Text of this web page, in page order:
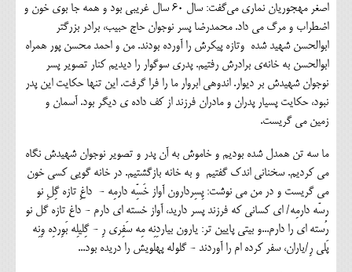
اصغر مهجوریان نماری می‌گفت: سال ۶۰ سال غریبی بود و همه جا بوی خون و
اضطراب و مرگ می داد. محمدرضا پسر نوجوان حاج حبیب، برادر بزرگتر
ابوالحسن شهید شده وتازه پیکرش را آورده بودند. من و احمد محسن پور همراه
ابوالحسن به خانه‌ی برادرش رفتیم. پدری سوگوار را دیدیم کنار تصویر پسر
نوجوان شهیدش بر دیوار. اندوهی ابروار ما را فرا گرفت. این تنها حکایت این پدر
نبود، حکایت پسیار پدران و مادران فرزند از کف داده ی دیگر بود. آسمان و
زمین می گریست.
ما سه تن همدل شده بودیم و خاموش به آن پدر و تصویر نوجوان شهیدش نگاه
می کردیم. سخنانی اندک گفتیم و به خانه بازگشتیم. در خانه گویی‌ کسی خون
می گریست و در من می نوشت: پِسِردارون آواز خَسِّه دارمِه - داغِ تازه گِلِ نو
رسّه دارمِه/ ای کسانی که فرزند پسر دارید، آواز خسته ای دارم - داغ تازه گل نو
رُسته ای را دارم...و بیتی پایین تر: یارون بیاردِنِه مِه سَفِری رِ - گِلیلِه بَوِردِه وِنِه
پَلی رِ/یاران، سفر کرده ام را آوردند - گلوله پهلویش را دریده بود...